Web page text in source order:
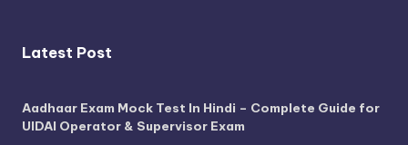
Latest Post
Aadhaar Exam Mock Test In Hindi – Complete Guide for
UIDAI Operator & Supervisor Exam